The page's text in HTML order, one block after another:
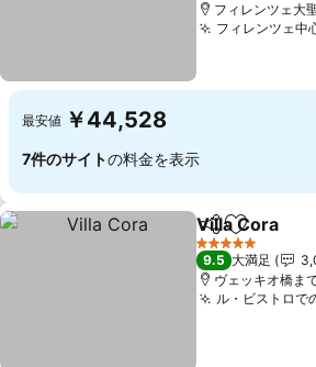
フィレンツェ大
フィレンツェ中
最安値 ￥44,528
7件のサイトの料金を表示
シェアお気に入
Villa Cora
5 ホテルのランク
9.5 大満足
ヴェッキオ橋ま
ル・ビストロで